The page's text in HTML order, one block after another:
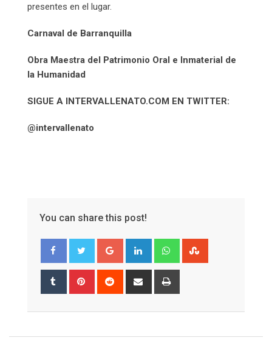
presentes en el lugar.
Carnaval de Barranquilla
Obra Maestra del Patrimonio Oral e Inmaterial de
la Humanidad
SIGUE A INTERVALLENATO.COM EN TWITTER:
@intervallenato
You can share this post!
Google+ LinkedIn Whatsapp
Tumblr Pinterest Reddit
Share